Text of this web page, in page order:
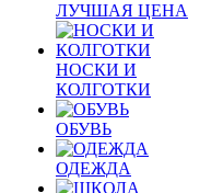
ЛУЧШАЯ ЦЕНА
НОСКИ И
КОЛГОТКИ
ОБУВЬ
ОДЕЖДА